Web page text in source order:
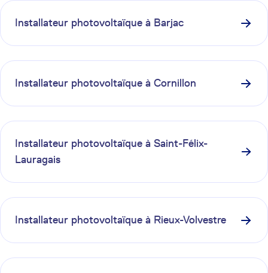
Installateur photovoltaïque à Barjac
Installateur photovoltaïque à Cornillon
Installateur photovoltaïque à Saint-Félix-
Lauragais
Installateur photovoltaïque à Rieux-Volvestre